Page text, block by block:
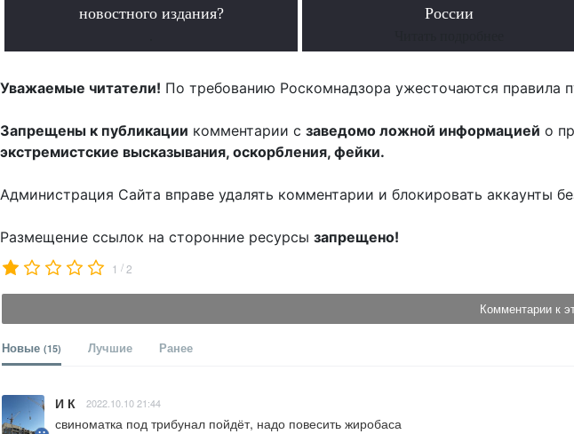
новостного издания?
России
Уважаемые читатели! По требованию Роскомнадзора ужесточаются правила
Запрещены к публикации комментарии с заведомо ложной информацией о
экстремистские высказывания, оскорбления, фейки.
Администрация Сайта вправе удалять комментарии и блокировать аккаунты
Размещение ссылок на сторонние ресурсы запрещено!
1 /2
Комментарии к
Новые (15) Лучшие Ранее
И К 2022.10.10 21:44
свиноматка под трибунал пойдёт, надо повесить жиробаса